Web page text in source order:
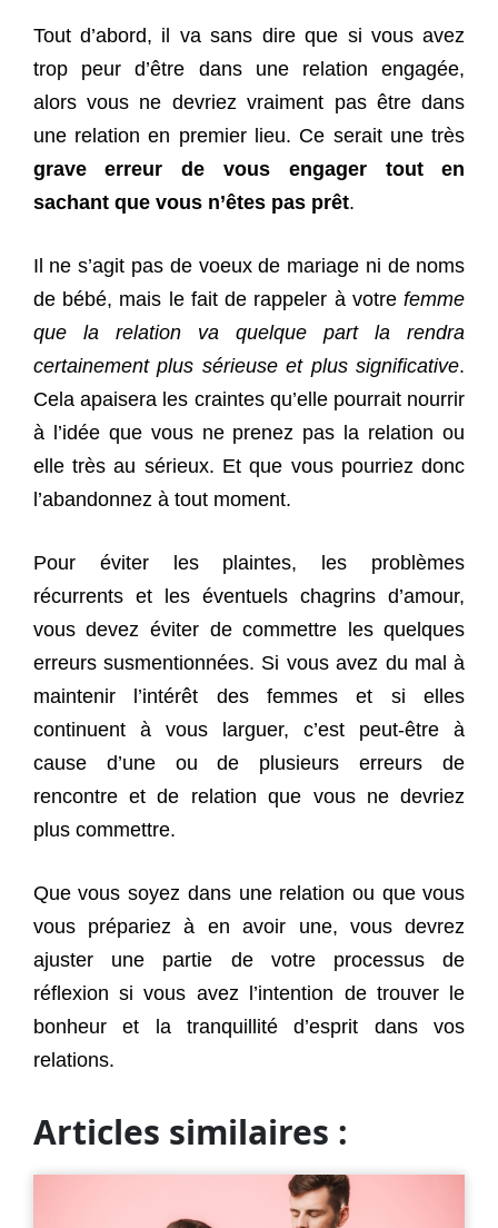
Tout d’abord, il va sans dire que si vous avez
trop peur d’être dans une relation engagée,
alors vous ne devriez vraiment pas être dans
une relation en premier lieu. Ce serait une très
grave erreur de vous engager tout en
sachant que vous n’êtes pas prêt.
Il ne s’agit pas de voeux de mariage ni de noms
de bébé, mais le fait de rappeler à votrefemme
que la relation va quelque part la rendra
certainement plus sérieuse et plus significative.
Cela apaisera les craintes qu’elle pourrait nourrir
à l’idée que vous ne prenez pas la relation ou
elle très au sérieux. Et que vous pourriez donc
l’abandonnez à tout moment.
Pour éviter les plaintes, les problèmes
récurrents et les éventuels chagrins d’amour,
vous devez éviter de commettre les quelques
erreurs susmentionnées. Si vous avez du mal à
maintenir l’intérêt des femmes et si elles
continuent à vous larguer, c’est peut-être à
cause d’une ou de plusieurs erreurs de
rencontre et de relation que vous ne devriez
plus commettre.
Que vous soyez dans une relation ou que vous
vous prépariez à en avoir une, vous devrez
ajuster une partie de votre processus de
réflexion si vous avez l’intention de trouver le
bonheur et la tranquillité d’esprit dans vos
relations.
Articles similaires :